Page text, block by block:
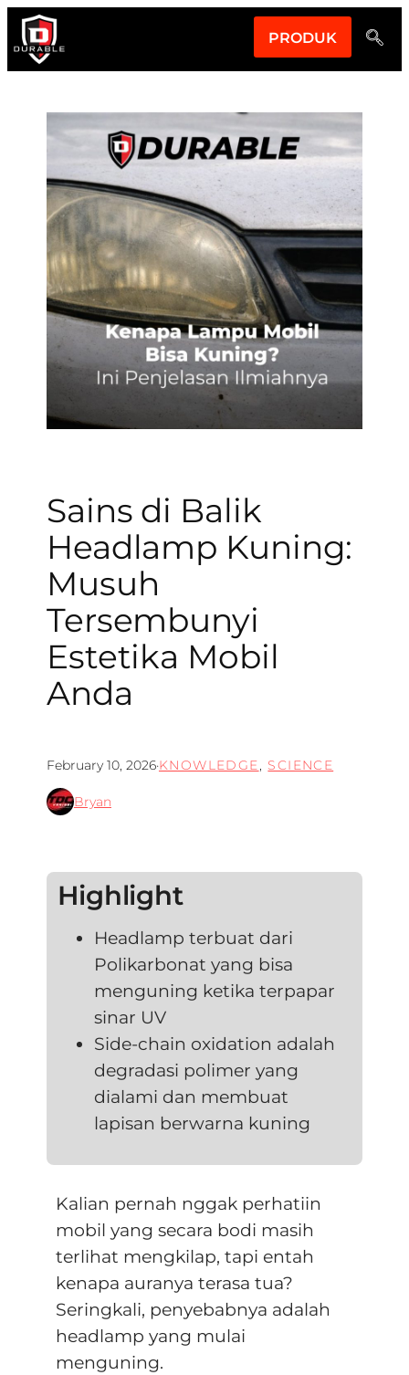
PRODUK
Sains di Balik
Headlamp Kuning:
Musuh
Tersembunyi
Estetika Mobil
Anda
February 10, 2026·KNOWLEDGE, SCIENCE
Bryan
Highlight
Headlamp terbuat dari
Polikarbonat yang bisa
menguning ketika terpapar
sinar UV
Side-chain oxidation adalah
degradasi polimer yang
dialami dan membuat
lapisan berwarna kuning
Kalian pernah nggak perhatiin
mobil yang secara bodi masih
terlihat mengkilap, tapi entah
kenapa auranya terasa tua?
Seringkali, penyebabnya adalah
headlamp yang mulai
menguning.